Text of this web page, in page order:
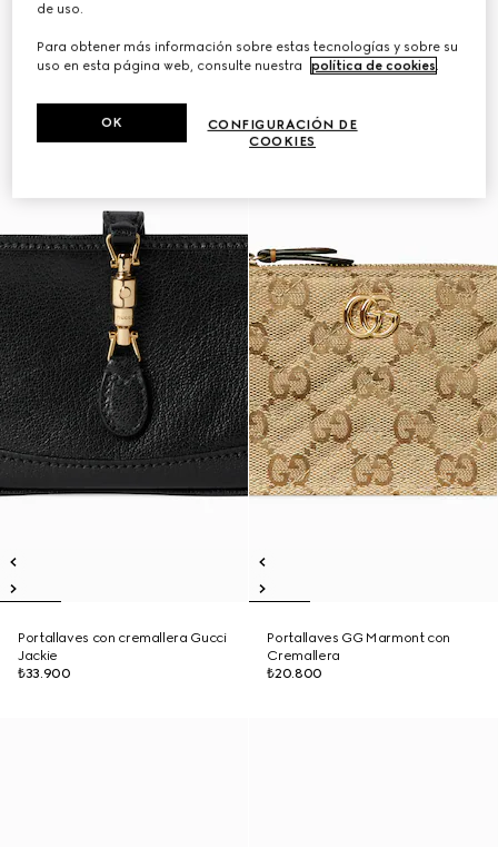
Portallaves con cremallera Gucci
Jackie
₺33.900
Portallaves GG Marmont con
Cremallera
₺20.800
de uso.
Para obtener más información sobre estas tecnologías y sobre su
uso en esta página web, consulte nuestra
política de cookies
CONFIGURACIÓN DE
COOKIES
OK